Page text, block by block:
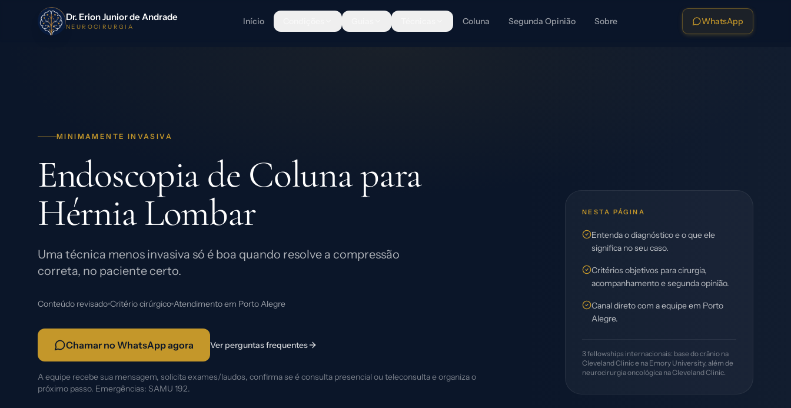
Dr. Erion Junior de Andrade
NEUROCIRURGIA Início Coluna Segunda Opinião Sobre WhatsApp
MINIMAMENTE INVASIVA
Endoscopia de Coluna para
Hérnia Lombar
Uma técnica menos invasiva só é boa quando resolve a compressão
correta, no paciente certo.
Conteúdo revisado Critério cirúrgico Atendimento em Porto Alegre
Chamar no WhatsApp agora Ver perguntas frequentes
A equipe recebe sua mensagem, solicita exames/laudos, confirma se é consulta presencial ou teleconsulta e organiza o
próximo passo. Emergências: SAMU 192.
NESTA PÁGINA
Entenda o diagnóstico e o que ele
significa no seu caso.
Critérios objetivos para cirurgia,
acompanhamento e segunda opinião.
Canal direto com a equipe em Porto
Alegre.
3 fellowships internacionais: base do crânio na
Cleveland Clinic e na Emory University, além de
neurocirurgia oncológica na Cleveland Clinic.